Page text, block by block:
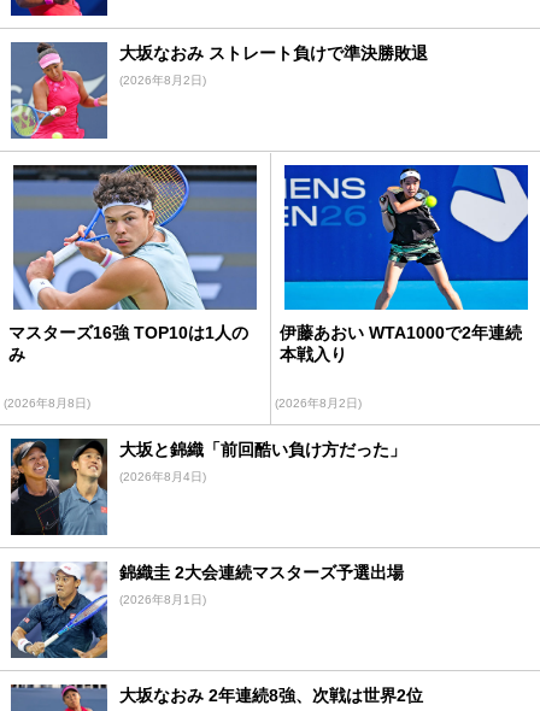
大坂なおみ ストレート負けで準決勝敗退
(2026年8月2日)
マスターズ16強 TOP10は1人の
み
(2026年8月8日)
伊藤あおい WTA1000で2年連続
本戦入り
(2026年8月2日)
大坂と錦織「前回酷い負け方だった」
(2026年8月4日)
錦織圭 2大会連続マスターズ予選出場
(2026年8月1日)
大坂なおみ 2年連続8強、次戦は世界2位